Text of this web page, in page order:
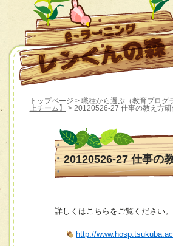
トップページ > 職種から選ぶ（教育プログ
上チーム】
> 20120526-27 仕事の教え方研
20120526-27 仕事の
詳しくはこちらをご覧ください。
http://